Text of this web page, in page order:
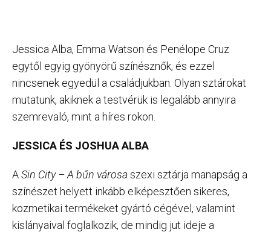
Jessica Alba, Emma Watson és Penélope Cruz
egytől egyig gyönyörű színésznők, és ezzel
nincsenek egyedül a családjukban. Olyan sztárokat
mutatunk, akiknek a testvérük is legalább annyira
szemrevaló, mint a híres rokon.
JESSICA ÉS JOSHUA ALBA
ASin City – A bűn városaszexi sztárja manapság a
színészet helyett inkább elképesztően sikeres,
kozmetikai termékeket gyártó cégével, valamint
kislányaival foglalkozik, de mindig jut ideje a